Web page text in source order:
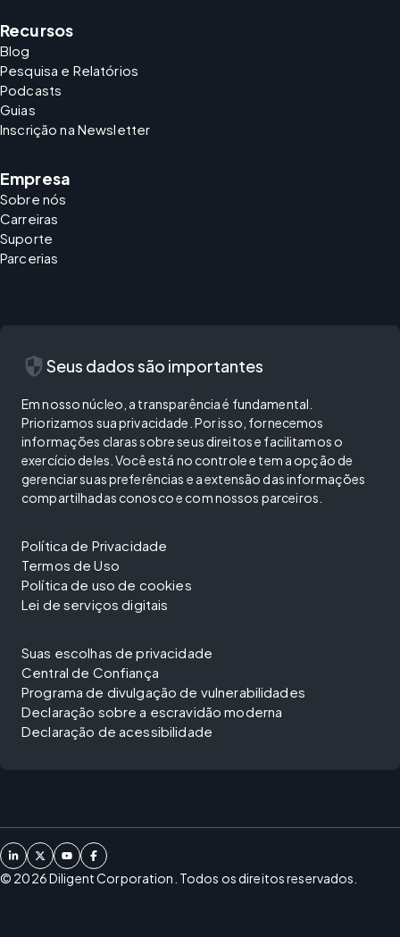
Recursos
Blog
Pesquisa e Relatórios
Podcasts
Guias
Inscrição na Newsletter
Empresa
Sobre nós
Carreiras
Suporte
Parcerias
security Seus dados são importantes
Em nosso núcleo, a transparência é fundamental.
Priorizamos sua privacidade. Por isso, fornecemos
informações claras sobre seus direitos e facilitamos o
exercício deles. Você está no controle e tem a opção de
gerenciar suas preferências e a extensão das informações
compartilhadas conosco e com nossos parceiros.
Política de Privacidade
Termos de Uso
Política de uso de cookies
Lei de serviços digitais
Suas escolhas de privacidade
Central de Confiança
Programa de divulgação de vulnerabilidades
Declaração sobre a escravidão moderna
Declaração de acessibilidade
© 2026Diligent Corporation. Todos os direitos reservados.